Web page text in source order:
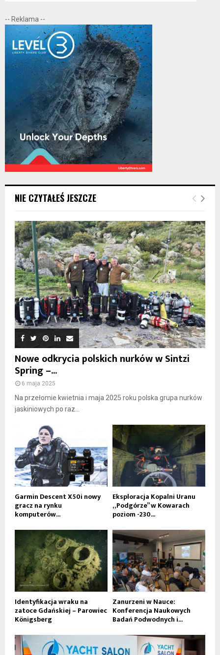
-- Reklama --
NIE CZYTAŁEŚ JESZCZE
Nowe odkrycia polskich nurków w Sintzi
Spring –...
6 maja 2025
Na przełomie kwietnia i maja 2025 roku polska grupa nurków
jaskiniowych po raz...
Garmin Descent X50i nowy
gracz na rynku
komputerów...
Eksploracja Kopalni Uranu
„Podgórze” w Kowarach
poziom -230...
Identyfikacja wraku na
zatoce Gdańskiej – Parowiec
Königsberg
Zanurzeni w Nauce:
Konferencja Naukowych
Badań Podwodnych i...